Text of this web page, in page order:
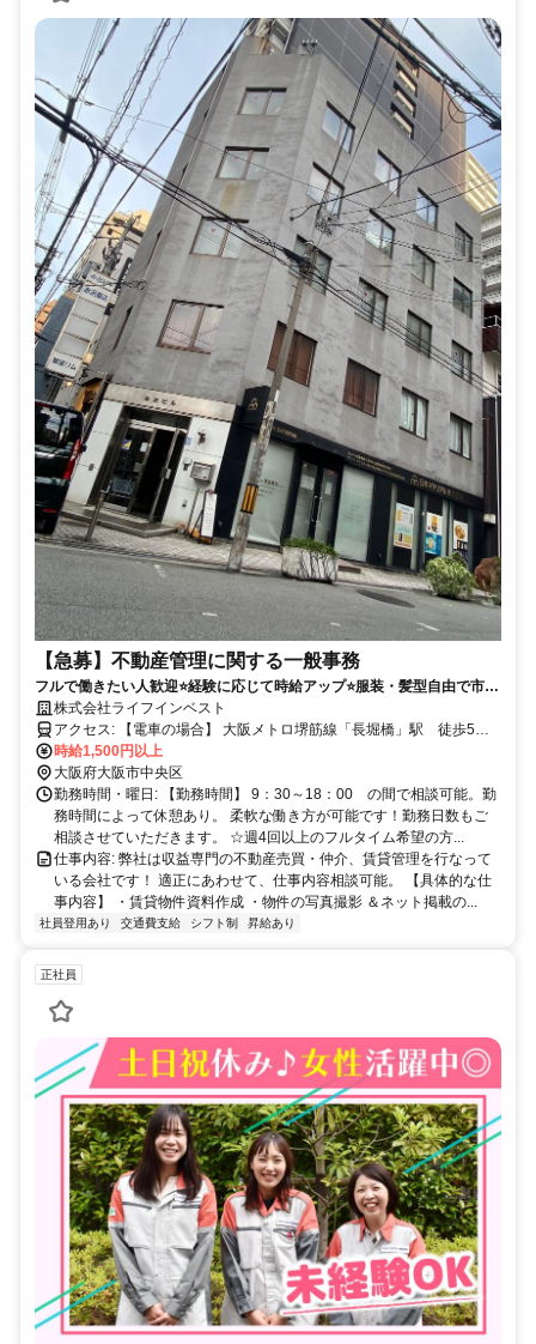
【急募】不動産管理に関する一般事務
フルで働きたい人歓迎⭐経験に応じて時給アップ⭐服装・髪型自由で市内
アクセス抜群！通勤手当あり、通勤方法も相談できます。事務未経験で
もやる気があれば一度ご連絡ください⭐
株式会社ライフインベスト
アクセス: 【電車の場合】 大阪メトロ堺筋線「長堀橋」駅 徒歩5分
大阪メトロ御堂筋線「心斎橋」駅 徒歩10分
時給1,500円以上
大阪府大阪市中央区
勤務時間・曜日: 【勤務時間】 9：30～18：00 の間で相談可能。勤
務時間によって休憩あり。 柔軟な働き方が可能です！勤務日数もご
相談させていただきます。 ☆週4回以上のフルタイム希望の方...
仕事内容: 弊社は収益専門の不動産売買・仲介、賃貸管理を行なって
いる会社です！ 適正にあわせて、仕事内容相談可能。 【具体的な仕
事内容】 ・賃貸物件資料作成 ・物件の写真撮影 ＆ネット掲載の...
社員登用あり 交通費支給 シフト制 昇給あり
正社員